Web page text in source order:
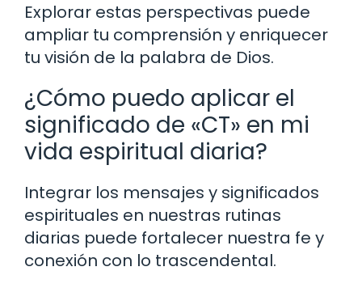
Explorar estas perspectivas puede
ampliar tu comprensión y enriquecer
tu visión de la palabra de Dios.
¿Cómo puedo aplicar el
significado de «CT» en mi
vida espiritual diaria?
Integrar los mensajes y significados
espirituales en nuestras rutinas
diarias puede fortalecer nuestra fe y
conexión con lo trascendental.